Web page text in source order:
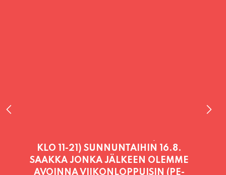
PALVELEMME TÄNÄÄN:
SUNNUNTAI11:00 - 21:00